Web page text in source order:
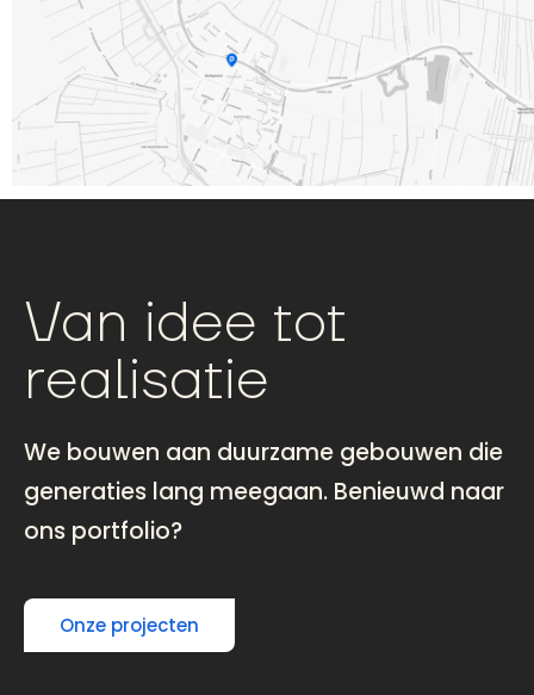
Van idee tot
realisatie
We bouwen aan duurzame gebouwen die
generaties lang meegaan. Benieuwd naar
ons portfolio?
Onze projecten